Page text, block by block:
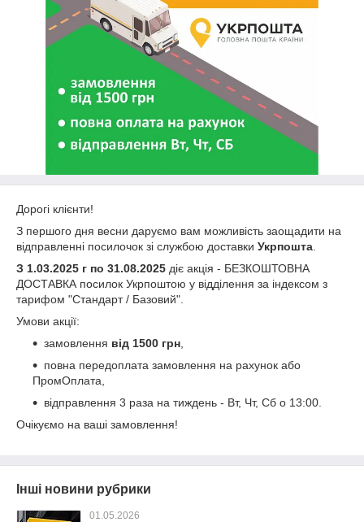
Дорогі клієнти!
З першого дня весни даруємо вам можливість заощадити на
відправленні посилочок зі службою доставки Укрпошта
З 1.03.2025 г по 31.08.2025 діє акція - БЕЗКОШТОВНА
ДОСТАВКА посилок Укрпоштою у відділення за індексом з
тарифом "Стандарт / Базовий".
Умови акції:
замовлення від 1500 грн
повна передоплата замовлення на рахунок або
ПромОплата,
відправлення 3 раза на тиждень - Вт, Чт, Сб о 13:00.
Очікуємо на ваші замовлення!
Інші новини рубрики
01.05.2026